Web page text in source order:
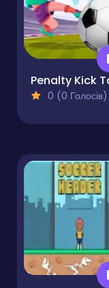
0 (0 Голосів)